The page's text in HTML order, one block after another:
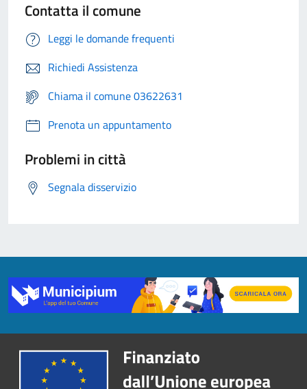
Contatta il comune
Leggi le domande frequenti
Richiedi Assistenza
Chiama il comune 03622631
Prenota un appuntamento
Problemi in città
Segnala disservizio